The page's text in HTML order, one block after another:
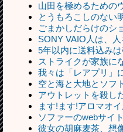
山田を極めるための
とうもろこしのない
ごまかしだらけのシ
SONY VAIO人は、人
5年以内に送料込み
ストライクが家族に
我々は「レアプリ」
空と海と大地とソフ
アウトレットを殺し
ます!ます!アロマオ
ソファーのwebサイ
彼女の胡麻麦茶、想